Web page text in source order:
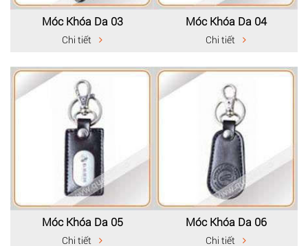
Móc Khóa Da 03
Chi tiết
Móc Khóa Da 04
Chi tiết
Móc Khóa Da 05
Chi tiết
Móc Khóa Da 06
Chi tiết